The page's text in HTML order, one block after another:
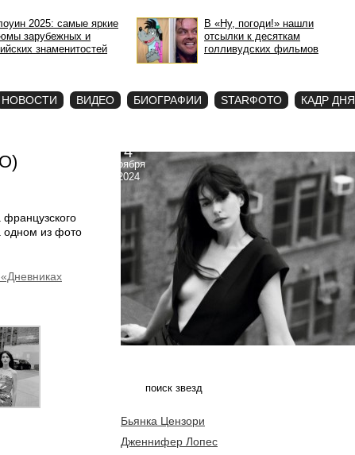
2025: самые яркие
зарубежных и
знаменитостей
В «Ну, погоди!» нашли
отсылки к десяткам
голливудских фильмов
НОВОСТИ ВИДЕО БИОГРАФИИ STARФОТО КАДР ДНЯ
французского
одном из фото
4
ноября
2024
Бьянка Цензори
Дженнифер Лопес